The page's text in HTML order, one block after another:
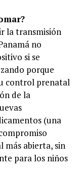
la transmisión
no
si se
porque
control prenatal
de la
(una
más abierta, sin
para los niños